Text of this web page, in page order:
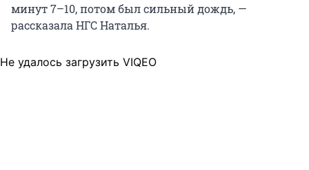
минут 7–10, потом был сильный дождь, —
рассказала НГС Наталья.
Не удалось загрузить VIQEO